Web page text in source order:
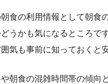
食の利用情報として朝食
うかも気になるところで
気も事前に知っておくと
朝食の混雑時間帯の傾向